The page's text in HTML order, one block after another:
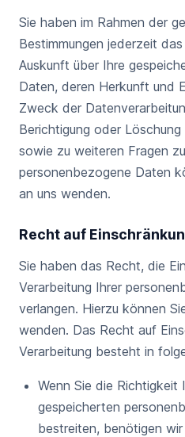
Sie haben im Rahmen der
Bestimmungen jederzeit
Auskunft über Ihre
Daten, deren Herkunft und
Zweck der
Berichtigung oder
sowie zu weiteren Fragen
personenbezogene Daten
an uns wenden.
Recht auf
Sie haben das Recht, die
Verarbeitung Ihrer
verlangen. Hierzu können
wenden. Das Recht auf
Verarbeitung besteht in
Wenn Sie die Richtigkeit
gespeicherten
bestreiten, benötigen